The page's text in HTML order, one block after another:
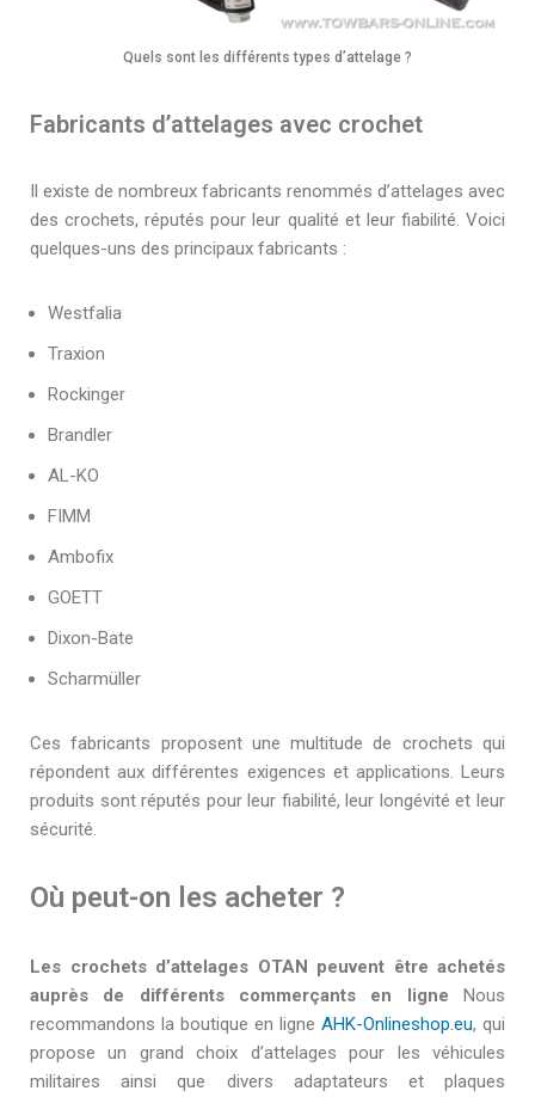
Quels sont les différents types d’attelage ?
Fabricants d’attelages avec crochet
Il existe de nombreux fabricants renommés d’attelages avec
des crochets, réputés pour leur qualité et leur fiabilité. Voici
quelques-uns des principaux fabricants :
Westfalia
Traxion
Rockinger
Brandler
AL-KO
FIMM
Ambofix
GOETT
Dixon-Bate
Scharmüller
Ces fabricants proposent une multitude de crochets qui
répondent aux différentes exigences et applications. Leurs
produits sont réputés pour leur fiabilité, leur longévité et leur
sécurité.
Où peut-on les acheter ?
Les crochets d’attelages OTAN peuvent être achetés
auprès de différents commerçants en ligne Nous
recommandons la boutique en ligne AHK-Onlineshop.eu, qui
propose un grand choix d’attelages pour les véhicules
militaires ainsi que divers adaptateurs et plaques